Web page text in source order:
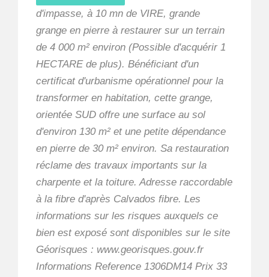
d'impasse, à 10 mn de VIRE, grande
grange en pierre à restaurer sur un terrain
de 4 000 m² environ (Possible d'acquérir 1
HECTARE de plus). Bénéficiant d'un
certificat d'urbanisme opérationnel pour la
transformer en habitation, cette grange,
orientée SUD offre une surface au sol
d'environ 130 m² et une petite dépendance
en pierre de 30 m² environ. Sa restauration
réclame des travaux importants sur la
charpente et la toiture. Adresse raccordable
à la fibre d'après Calvados fibre. Les
informations sur les risques auxquels ce
bien est exposé sont disponibles sur le site
Géorisques : www.georisques.gouv.fr
Informations Reference 1306DM14 Prix 33